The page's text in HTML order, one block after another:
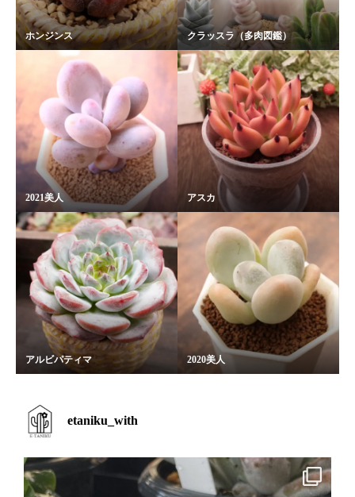
ホンジンス クラッスラ（多肉図鑑）
2021美人 アスカ
アルビパティマ 2020美人
etaniku_with